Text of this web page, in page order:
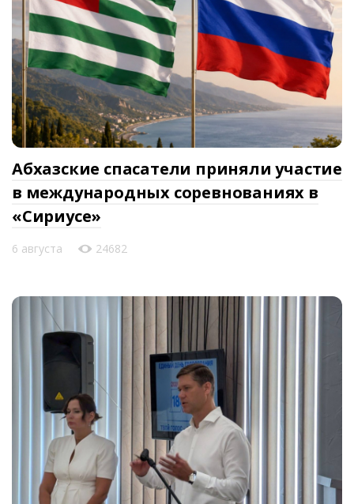
Абхазские спасатели приняли участие
в международных соревнованиях в
«Сириусе»
6 августа 24682